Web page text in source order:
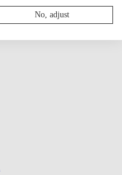
No, adjust